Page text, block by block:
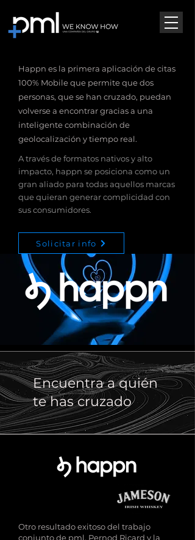
Happn es la primera aplicación de citas
100% Mobile que permite que dos
personas, que se han cruzado, puedan
volverse a encontrar gracias a una
inteligente combinación de
geolocalización y tiempo real.
A través de formatos nativos y alto
impacto, happn se posiciona como un
gran aliado para todas aquellos marcas
que quieran generar complicidad con
sus consumidores.
Solicitar info
Encuentra a quién
te has cruzado
Otro resultado exitoso del trabajo
conjunto de pml, Pernod Ricard y la